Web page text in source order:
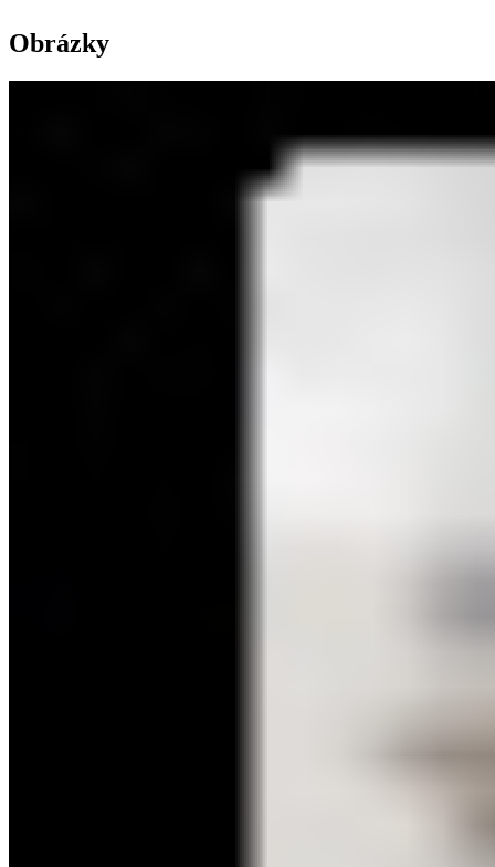
Obrázky